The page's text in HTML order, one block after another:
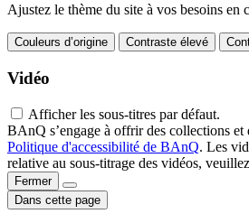
Ajustez le thème du site à vos besoins en
Couleurs d’origine Contraste élevé
Vidéo
Afficher les sous-titres par défaut.
BAnQ s’engage à offrir des collections et
Politique d'accessibilité de BAnQ. Les
relative au sous-titrage des vidéos, veuillez
Fermer
Dans cette page